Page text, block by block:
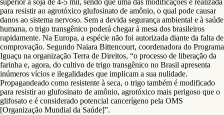
superior à soja de 4-5 mil, sendo que uma das modificações é realizada
para resistir ao agrotóxico glufosinato de amônio, o qual pode causar
danos ao sistema nervoso. Sem a devida segurança ambiental e à saúde
humana, o trigo transgênico poderá chegar à mesa dos brasileiros
rapidamente. Na Europa, a espécie não foi autorizada diante da falta de
comprovação. Segundo Naiara Bittencourt, coordenadora do Programa
Iguaçu na organização Terra de Direitos, “o processo de liberação da
farinha e, agora, do cultivo de trigo transgênico no Brasil apresenta
inúmeros vícios e ilegalidades que implicam a sua nulidade.
Propagandeado como resistente à seca, o trigo também é modificado
para resistir ao glufosinato de amônio, agrotóxico mais perigoso que o
glifosato e é considerado potencial cancerígeno pela OMS
[Organização Mundial da Saúde]”.